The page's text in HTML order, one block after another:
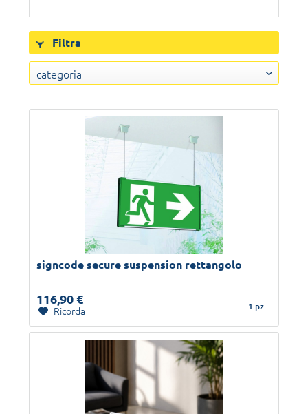
Filtra
signcode secure suspension rettangolo
116,90 € 1 pz
Ricorda